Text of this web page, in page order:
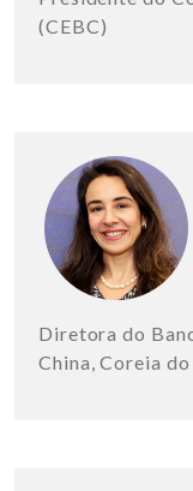
(CEBC)
Diretora do
China, Coreia